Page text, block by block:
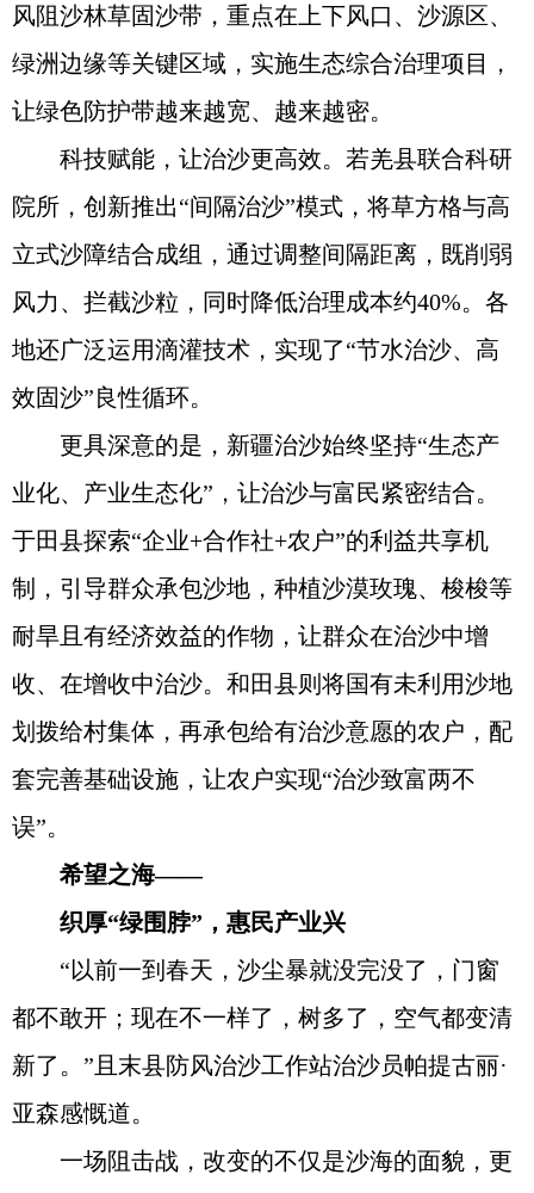
风阻沙林草固沙带，重点在上下风口、沙源区、
绿洲边缘等关键区域，实施生态综合治理项目，
让绿色防护带越来越宽、越来越密。
科技赋能，让治沙更高效。若羌县联合科研
院所，创新推出“间隔治沙”模式，将草方格与高
立式沙障结合成组，通过调整间隔距离，既削弱
风力、拦截沙粒，同时降低治理成本约40%。各
地还广泛运用滴灌技术，实现了“节水治沙、高
效固沙”良性循环。
更具深意的是，新疆治沙始终坚持“生态产
业化、产业生态化”，让治沙与富民紧密结合。
于田县探索“企业+合作社+农户”的利益共享机
制，引导群众承包沙地，种植沙漠玫瑰、梭梭等
耐旱且有经济效益的作物，让群众在治沙中增
收、在增收中治沙。和田县则将国有未利用沙地
划拨给村集体，再承包给有治沙意愿的农户，配
套完善基础设施，让农户实现“治沙致富两不
误”。
希望之海——
织厚“绿围脖”，惠民产业兴
“以前一到春天，沙尘暴就没完没了，门窗
都不敢开；现在不一样了，树多了，空气都变清
新了。”且末县防风治沙工作站治沙员帕提古丽·
亚森感慨道。
一场阻击战，改变的不仅是沙海的面貌，更